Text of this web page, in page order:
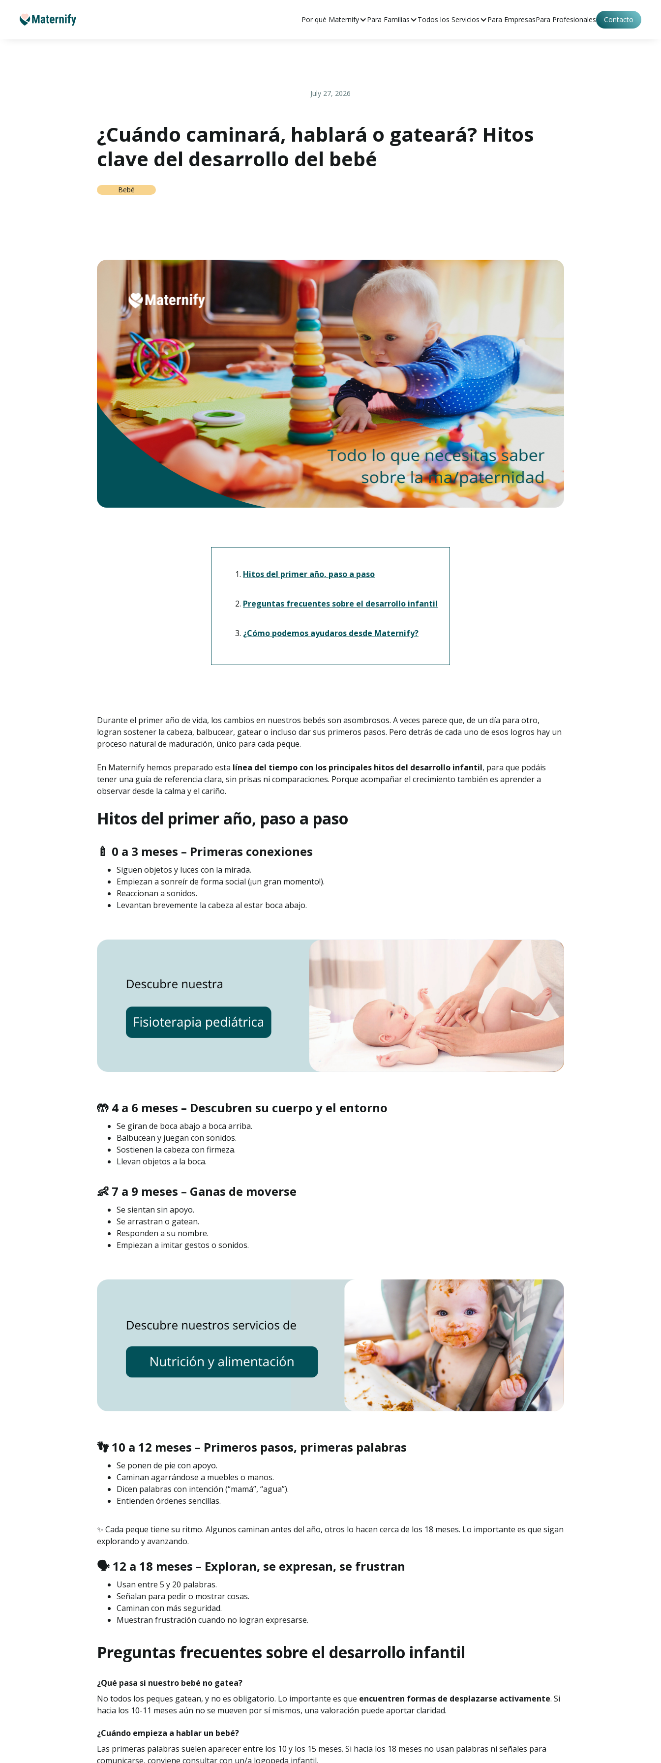
Por qué Maternify Para Familias Todos los Servicios Para EmpresasPara Profesionales Contacto
July 27, 2026
¿Cuándo caminará, hablará o gateará? Hitos
clave del desarrollo del bebé
Bebé
Hitos del primer año, paso a paso
Preguntas frecuentes sobre el desarrollo infantil
¿Cómo podemos ayudaros desde Maternify?
Durante el primer año de vida, los cambios en nuestros bebés son asombrosos. A veces parece que, de un día para otro,
logran sostener la cabeza, balbucear, gatear o incluso dar sus primeros pasos. Pero detrás de cada uno de esos logros hay un
proceso natural de maduración, único para cada peque.
En Maternify hemos preparado esta línea del tiempo con los principales hitos del desarrollo infantil, para que podáis
tener una guía de referencia clara, sin prisas ni comparaciones. Porque acompañar el crecimiento también es aprender a
observar desde la calma y el cariño.
Hitos del primer año, paso a paso
🍼 0 a 3 meses – Primeras conexiones
Siguen objetos y luces con la mirada.
Empiezan a sonreír de forma social (¡un gran momento!).
Reaccionan a sonidos.
Levantan brevemente la cabeza al estar boca abajo.
🤲 4 a 6 meses – Descubren su cuerpo y el entorno
Se giran de boca abajo a boca arriba.
Balbucean y juegan con sonidos.
Sostienen la cabeza con firmeza.
Llevan objetos a la boca.
👶 7 a 9 meses – Ganas de moverse
Se sientan sin apoyo.
Se arrastran o gatean.
Responden a su nombre.
Empiezan a imitar gestos o sonidos.
👣 10 a 12 meses – Primeros pasos, primeras palabras
Se ponen de pie con apoyo.
Caminan agarrándose a muebles o manos.
Dicen palabras con intención (“mamá”, “agua”).
Entienden órdenes sencillas.
✨ Cada peque tiene su ritmo. Algunos caminan antes del año, otros lo hacen cerca de los 18 meses. Lo importante es que sigan
explorando y avanzando.
🗣️ 12 a 18 meses – Exploran, se expresan, se frustran
Usan entre 5 y 20 palabras.
Señalan para pedir o mostrar cosas.
Caminan con más seguridad.
Muestran frustración cuando no logran expresarse.
Preguntas frecuentes sobre el desarrollo infantil
¿Qué pasa si nuestro bebé no gatea?
No todos los peques gatean, y no es obligatorio. Lo importante es que encuentren formas de desplazarse activamente. Si
hacia los 10-11 meses aún no se mueven por sí mismos, una valoración puede aportar claridad.
¿Cuándo empieza a hablar un bebé?
Las primeras palabras suelen aparecer entre los 10 y los 15 meses. Si hacia los 18 meses no usan palabras ni señales para
comunicarse, conviene consultar con un/a logopeda infantil.